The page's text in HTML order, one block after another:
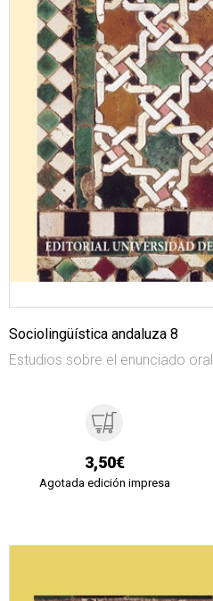
Sociolingüística andaluza 8
Estudios sobre el enunciado oral
3,50€
Agotada edición impresa